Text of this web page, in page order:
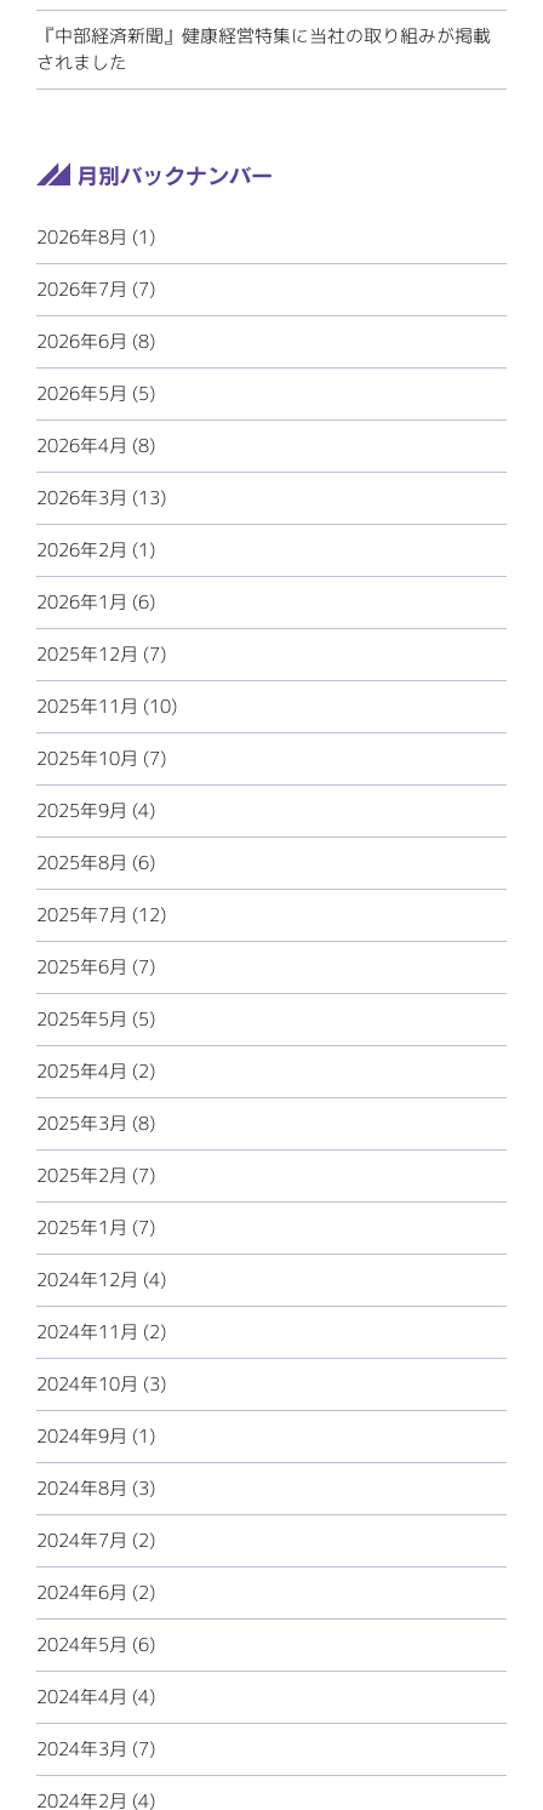
『中部経済新聞』健康経営特集に当社の取り組みが掲載
されました
2026年8月 (1)
2026年7月 (7)
2026年6月 (8)
2026年5月 (5)
2026年4月 (8)
2026年3月 (13)
2026年2月 (1)
2026年1月 (6)
2025年12月 (7)
2025年11月 (10)
2025年10月 (7)
2025年9月 (4)
2025年8月 (6)
2025年7月 (12)
2025年6月 (7)
2025年5月 (5)
2025年4月 (2)
2025年3月 (8)
2025年2月 (7)
2025年1月 (7)
2024年12月 (4)
2024年11月 (2)
2024年10月 (3)
2024年9月 (1)
2024年8月 (3)
2024年7月 (2)
2024年6月 (2)
2024年5月 (6)
2024年4月 (4)
2024年3月 (7)
2024年2月 (4)